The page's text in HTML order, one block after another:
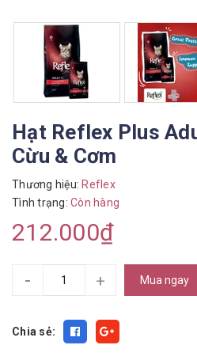
Hạt Reflex Plus
Cừu & Cơm
Thương hiệu: Reflex
Tình trạng: Còn hàng
212.000₫
- + Mua ngay
Chia sẻ: